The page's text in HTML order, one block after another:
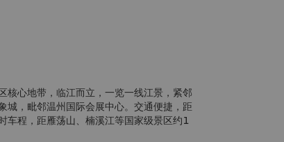
核心地带，临江而立，一览一线江景，紧邻
城，毗邻温州国际会展中心。交通便捷，距
车程，距雁荡山、楠溪江等国家级景区约1